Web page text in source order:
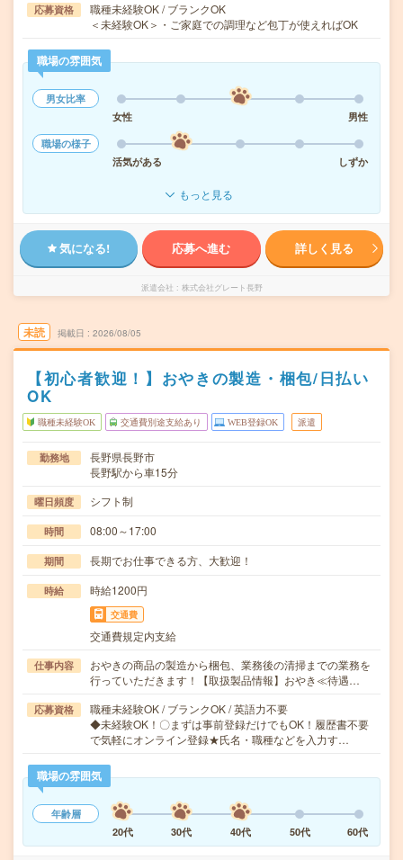
応募資格
職種未経験OK / ブランクOK
＜未経験OK＞・ご家庭での調理など包丁が使えればOK
職場の雰囲気
男女比率
女性
男性
職場の様子
活気がある
しずか
もっと見る
気になる! 応募へ進む 詳しく見る
派遣会社 株式会社グレート長野
未読 掲載日 2026/08/05
【初心者歓迎！】おやきの製造・梱包/日払い
OK
職種未経験OK 交通費別途支給あり WEB登録OK 派遣
勤務地
長野県長野市
長野駅から車15分
曜日頻度 シフト制
時間 08:00～17:00
期間 長期でお仕事できる方、大歓迎！
時給 時給1200円
交通費
交通費規定内支給
仕事内容
おやきの商品の製造から梱包、業務後の清掃までの業務を
行っていただきます！【取扱製品情報】おやき≪待遇…
応募資格
職種未経験OK / ブランクOK / 英語力不要
◆未経験OK！〇まずは事前登録だけでもOK！履歴書不要
で気軽にオンライン登録★氏名・職種などを入力す…
職場の雰囲気
年齢層
20代
30代 40代 50代 60代